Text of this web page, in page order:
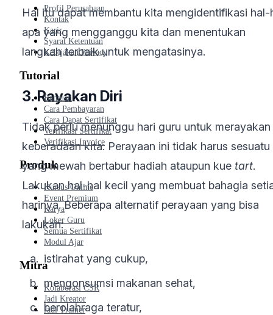
Hal itu dapat membantu kita mengidentifikasi hal-
apa yang mengganggu kita dan menentukan
langkah terbaik untuk mengatasinya.
3. Rayakan Diri
Tidak perlu menunggu hari guru untuk merayakan
keberadaan kita. Perayaan ini tidak harus sesuatu
yang mewah bertabur hadiah ataupun kue tart.
Lakukan hal-hal kecil yang membuat bahagia
harinya. Beberapa alternatif perayaan yang bisa
lakukan:
istirahat yang cukup,
mengonsumsi makanan sehat,
berolahraga teratur,
Profil Perusahaan
Kontak
Karir
Syarat Ketentuan
Kebijakan Privacy
Tutorial
Bantuan
Cara Pembayaran
Cara Dapat Sertifikat
Verifikasi Sertifikat
Verifikasi Invoice
Produk
Kursus Online
Event Premium
Karya
Loker Guru
Semua Sertifikat
Modul Ajar
Mitra
Kolaborasi CSR
Jadi Kreator
Jadi Trainer